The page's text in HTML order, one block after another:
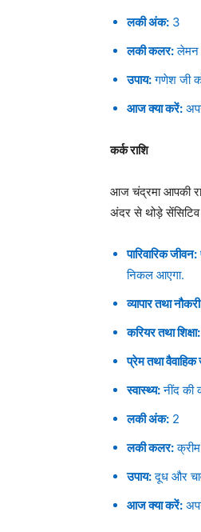
लकी अंक: 3
लकी कलर:लेमन
उपाय:गणेश जी
आज क्या करें:
कर्क राशि
आज चंद्रमा आपकी
अंदर से थोड़े
पारिवारिक जीवन:
निकल आएगा.
व्यापार तथा
करियर तथा शिक्षा:
प्रेम तथा
स्वास्थ्य:नींद की
लकी अंक: 2
लकी कलर:क्रीम
उपाय:दूध और
आज क्या करें: